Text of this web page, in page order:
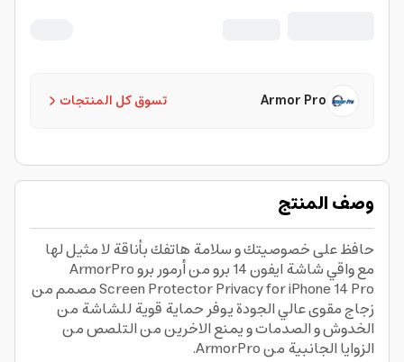
تسوق كل المنتجات Armor Pro
وصف المنتج
حافظ على خصوصيتك و سلامة هاتفك بأناقة لا مثيل لها
مع واقي شاشة ايفون 14 برو من أرمور برو ArmorPro
Screen Protector Privacy for iPhone 14 Pro مصمم من
زجاج مقوى عالي الجودة يوفر حماية قوية للشاشة من
الخدوش و الصدمات و يمنع الاخرين من التلصص من
الزوايا الجانبية من ArmorPro.